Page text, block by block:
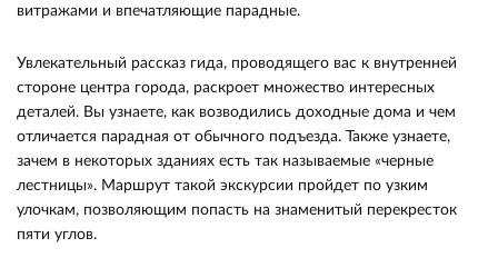
витражами и впечатляющие парадные.
Увлекательный рассказ гида, проводящего вас к внутренней
стороне центра города, раскроет множество интересных
деталей. Вы узнаете, как возводились доходные дома и чем
отличается парадная от обычного подъезда. Также узнаете,
зачем в некоторых зданиях есть так называемые «черные
лестницы». Маршрут такой экскурсии пройдет по узким
улочкам, позволяющим попасть на знаменитый перекресток
пяти углов.